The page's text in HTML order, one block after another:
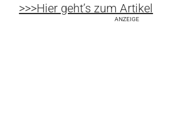
>>>Hier geht’s zum Artikel
ANZEIGE